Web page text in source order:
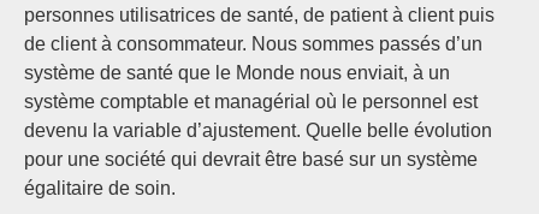
personnes utilisatrices de santé, de patient à client puis
de client à consommateur. Nous sommes passés d’un
système de santé que le Monde nous enviait, à un
système comptable et managérial où le personnel est
devenu la variable d’ajustement. Quelle belle évolution
pour une société qui devrait être basé sur un système
égalitaire de soin.